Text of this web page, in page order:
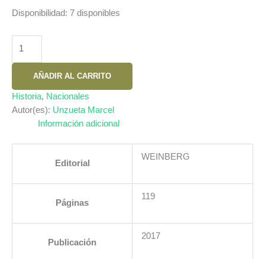
Disponibilidad: 7 disponibles
DE
BOLIVIA.
HISTORIA
Y
ENFOQUES
AÑADIR AL CARRITO
Historia, Nacionales
Autor(es): Unzueta Marcel
Información adicional
Editorial
WEINBERG
Páginas
119
Publicación
2017